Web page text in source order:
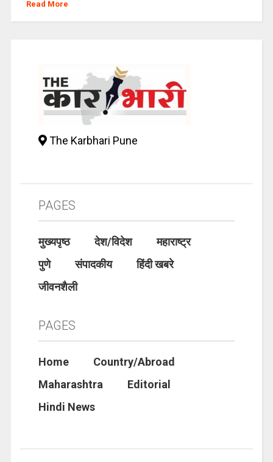
Read More
The Karbhari Pune
PAGES
मुख्यपृष्ठ देश/विदेश
महाराष्ट्र
पुणे
संपादकीय
हिंदी खबरे
जीवनशैली
PAGES
Home
Country/Abroad
Maharashtra
Editorial
Hindi News